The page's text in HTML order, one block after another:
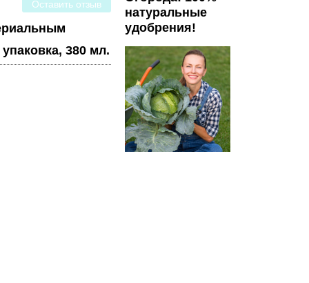
Оставить отзыв
380 мл.
натуральные
удобрения!